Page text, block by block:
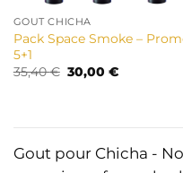
GOUT CHICHA
Pack Space Smoke –
5+1
35,40€ Le
prix
30,00€Le
Gout pour Chicha -